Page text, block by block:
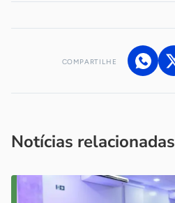
COMPARTILHE
Notícias relacionadas